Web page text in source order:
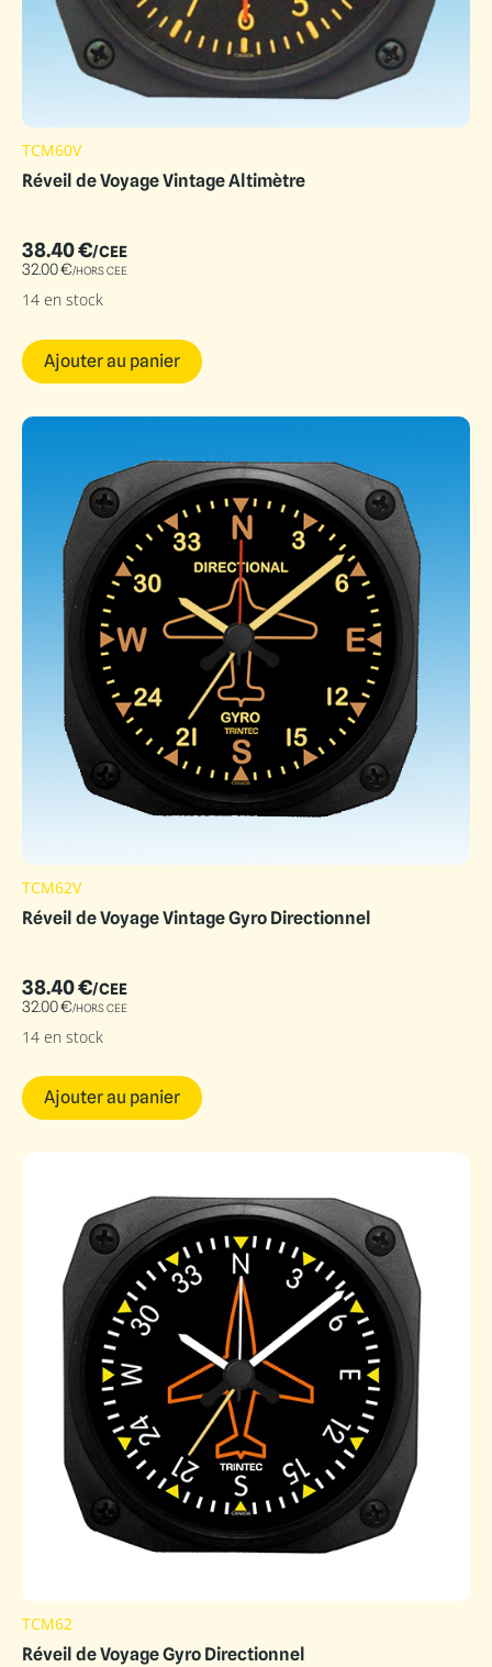
TCM60V
Réveil de Voyage Vintage Altimètre
38.40€/CEE
32.00€/HORS CEE
14 en stock
Ajouter au panier
TCM62V
Réveil de Voyage Vintage Gyro Directionnel
38.40€/CEE
32.00€/HORS CEE
14 en stock
Ajouter au panier
TCM62
Réveil de Voyage Gyro Directionnel